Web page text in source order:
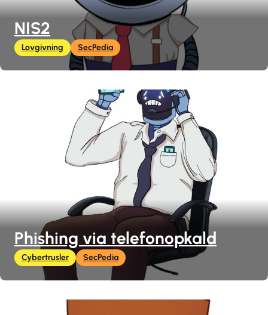
NIS2
Lovgivning SecPedia
Phishing via telefonopkald
Cybertrusler SecPedia